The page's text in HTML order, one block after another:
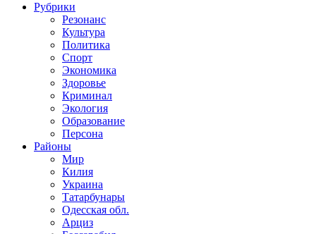
Рубрики
Резонанс
Культура
Политика
Спорт
Экономика
Здоровье
Криминал
Экология
Образование
Персона
Районы
Мир
Килия
Украина
Татарбунары
Одесская обл.
Арциз